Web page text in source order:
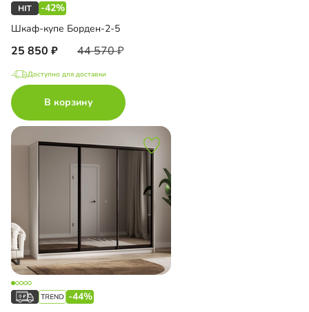
-42%
Шкаф-купе Борден-2-5
25 850 44 570
Доступно для доставки
В корзину
-44%